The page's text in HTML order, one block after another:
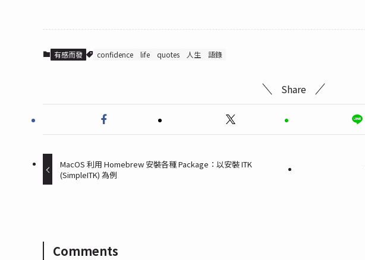
有感而發 confidence life quotes 人生 語錄
Share
MacOS 利用 Homebrew 安裝各種 Package：以安裝 ITK
(SimpleITK) 為例
Comments